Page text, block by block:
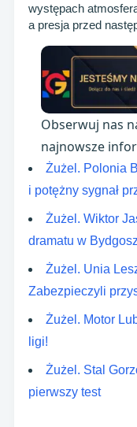
występach
a presja przed
Obserwuj nas
najnowsze
Żużel. Polonia
i potężny sygnał
Żużel. Wiktor
dramatu w
Żużel. Unia
Zabezpieczyli
Żużel. Motor
ligi!
Żużel. Stal
pierwszy test